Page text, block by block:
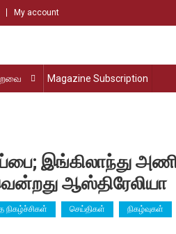
My account
Magazine Subscription
இங்கிலாந்து
ஆஸ்திரேலியா
நிகழ்ச்சிகள் செய்திகள் நிகழ்வுகள்